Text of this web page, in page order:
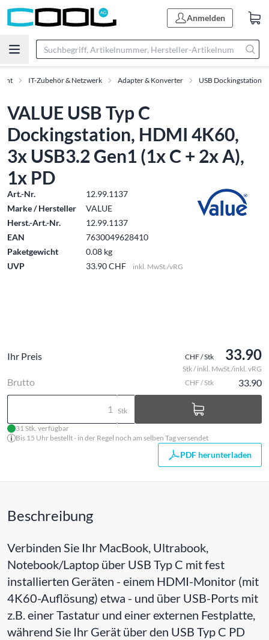
Anmelden
IT-Zubehör & Netzwerk Adapter & Konverter USB Dockingstation
VALUE USB Typ C
Dockingstation, HDMI 4K60,
3x USB3.2 Gen1 (1x C + 2x A),
1x PD
Art.-Nr.
12.99.1137
Marke / Hersteller
VALUE
Herst.-Art.-Nr.
12.99.1137
EAN
7630049628410
Paketgewicht
0.08 kg
UVP
33.90 CHF inkl. MwSt./vRG
Ihr Preis CHF / Stk 33.90
Stk / inkl. MwSt./inkl. vRG
Brutto CHF / Stk 33.90
Stk
31 Stk. verfügbar
Bis 15 Uhr bestellt - in der Regel noch am selben Tag versendet
PDF herunterladen
Beschreibung
Verbinden Sie Ihr MacBook, Ultrabook,
Notebook/Laptop über USB Typ C mit fest
installierten Geräten - einem HDMI-Monitor (mit
4K60-Auflösung) etwa - und über USB-Ports mit
z.B. einer Tastatur und einer externen Festplatte,
während Sie Ihr Gerät über den USB Typ C PD